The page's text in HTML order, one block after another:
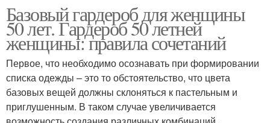
Базовый гардероб для женщины
50 лет. Гардероб 50 летней
женщины: правила сочетаний
Первое, что необходимо осознавать при формировании
списка одежды – это то обстоятельство, что цвета
базовых вещей должны склоняться к пастельным и
приглушенным. В таком случае увеличивается